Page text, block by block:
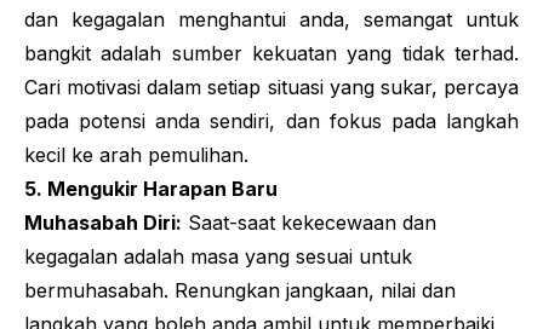
dan kegagalan menghantui anda, semangat untuk
bangkit adalah sumber kekuatan yang tidak terhad.
Cari motivasi dalam setiap situasi yang sukar, percaya
pada potensi anda sendiri, dan fokus pada langkah
kecil ke arah pemulihan.
5. Mengukir Harapan Baru
Muhasabah Diri: Saat-saat kekecewaan dan
kegagalan adalah masa yang sesuai untuk
bermuhasabah. Renungkan jangkaan, nilai dan